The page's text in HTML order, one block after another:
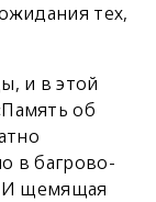
тех,
и в этой
об
в багрово-
И щемящая